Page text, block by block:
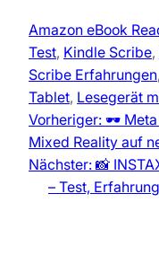
Amazon eBook
Test, Kindle Scribe,
Scribe Erfahrungen,
Tablet, Lesegerät
Vorheriger: 🕶️ Meta
Mixed Reality auf
Nächster: 📸
– Test,